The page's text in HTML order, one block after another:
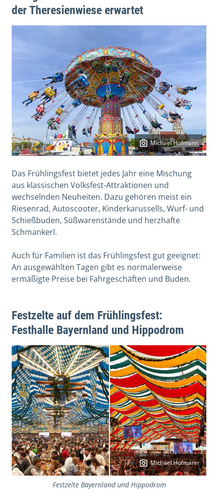
der Theresienwiese erwartet
Michael Hofmann
Das Frühlingsfest bietet jedes Jahr eine Mischung
aus klassischen Volksfest-Attraktionen und
wechselnden Neuheiten. Dazu gehören meist ein
Riesenrad, Autoscooter, Kinderkarussells, Wurf- und
Schießbuden, Süßwarenstände und herzhafte
Schmankerl.
Auch für Familien ist das Frühlingsfest gut geeignet:
An ausgewählten Tagen gibt es normalerweise
ermäßigte Preise bei Fahrgeschäften und Buden.
Festzelte auf dem Frühlingsfest:
Festhalle Bayernland und Hippodrom
Michael Hofmann
Festzelte Bayernland und Hippodrom